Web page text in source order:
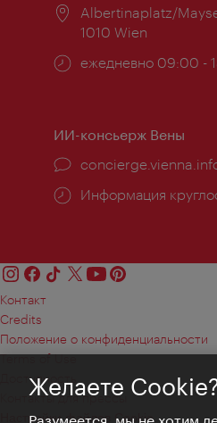
Расположение:
Albertinaplatz/
1010 Wien
Часы
ежедневно 09:00 -
ИИ-консьерж Вены
Информация
Контакт
Credits
Положение о конфиденциальности
Terms of Use
Доступность
Контакты для прессы
Настройки файлов Cookie
Желаете